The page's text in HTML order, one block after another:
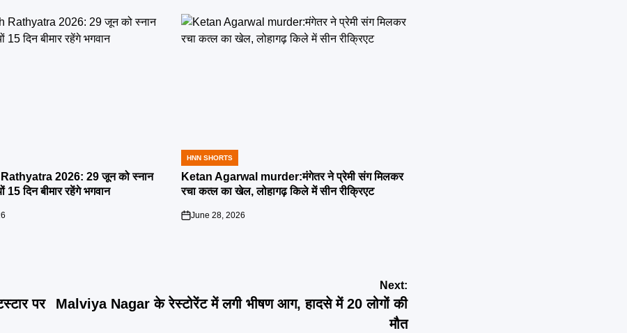
2026: 29 जून को स्नान
15 दिन बीमार रहेंगे भगवान
POSTED
IN
HNN SHORTS
Ketan Agarwal murder:मंगेतर ने प्रेमी संग मिलकर
रचा कत्ल का खेल, लोहागढ़ किले में सीन रीक्रिएट
on
June 28, 2026
पर
Next:
Malviya Nagar के रेस्टोरेंट में लगी भीषण आग, हादसे में 20 लोगों की
मौत